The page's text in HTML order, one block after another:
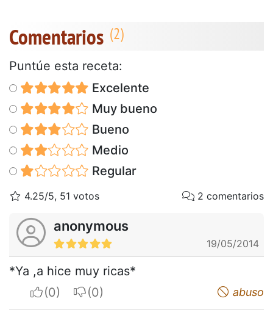
Comentarios
Puntúe esta receta:
Excelente
Muy bueno
Bueno
Medio
Regular
4.25/5, 51 votos 2 comentarios
anonymous
19/05/2014
*Ya ,a hice muy ricas*
I apreciateI do not appreciate abuso